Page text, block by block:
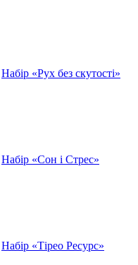
Набір «Рух без скутості»
Набір «Сон і Стрес»
Набір «Тірео Ресурс»